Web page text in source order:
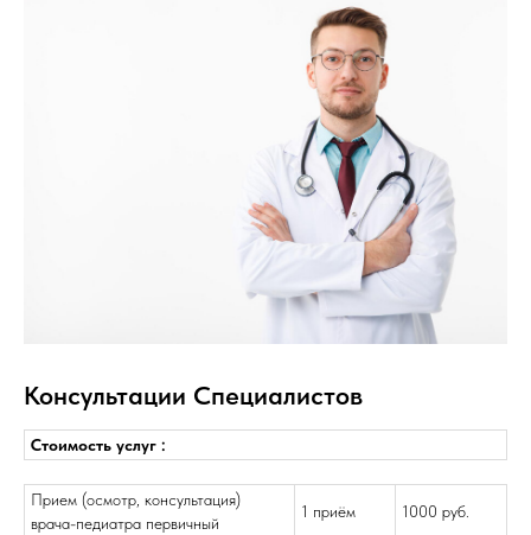
Консультации Специалистов
Стоимость услуг :
Прием (осмотр, консультация)
врача-педиатра первичный
1 приём 1000 руб.